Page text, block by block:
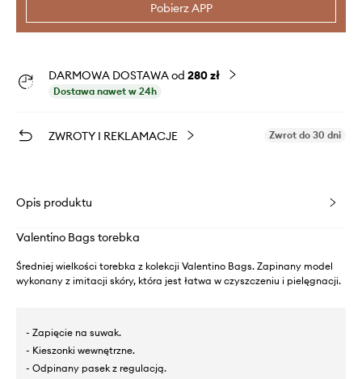
Pobierz APP
DARMOWA DOSTAWA od 280 zł
Dostawa nawet w 24h
ZWROTY I REKLAMACJE Zwrot do 30 dni
Opis produktu
Valentino Bags torebka
Średniej wielkości torebka z kolekcji Valentino Bags. Zapinany model
wykonany z imitacji skóry, która jest łatwa w czyszczeniu i pielęgnacji.
- Zapięcie na suwak.
- Kieszonki wewnętrzne.
- Odpinany pasek z regulacją.